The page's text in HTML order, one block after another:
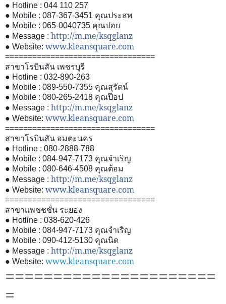
● Hotline : 044 110 257
● Mobile : 087-367-3451 คุณประสพ
● Mobile : 065-0040735 คุณปอย
● Message : http://m.me/ksqglanz
● Website: www.kleansquare.com
=================================
สาขาโรบินสัน เพชรบุรี
● Hotline : 032-890-263
● Mobile : 089-550-7355 คุณสุรัตน์
● Mobile : 080-265-2418 คุณป๊อป
● Message : http://m.me/ksqglanz
● Website: www.kleansquare.com
=================================
สาขาโรบินสัน อมตะนคร
● Hotline : 080-2888-788
● Mobile : 084-947-7173 คุณจำเริญ
● Mobile : 080-646-4508 คุณต้อม
● Message : http://m.me/ksqglanz
● Website: www.kleansquare.com
=================================
สาขาแพชชชั่น ระยอง
● Hotline : 038-620-426
● Mobile : 084-947-7173 คุณจำเริญ
● Mobile : 090-412-5130 คุณนิด
● Message : http://m.me/ksqglanz
● Website: www.kleansquare.com
======================
=